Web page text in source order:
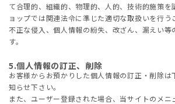
て合理的、組織的、物理的、人的、技術的施策を
ョップでは関連法令に準じた適切な取扱いを行う
不正な侵入、個人情報の紛失、改ざん、漏えい等
す。
5.個人情報の訂正、削除
お客様からお預かりした個人情報の訂正・削除は
知らせ下さい。
また、ユーザー登録された場合、当サイトのメニ